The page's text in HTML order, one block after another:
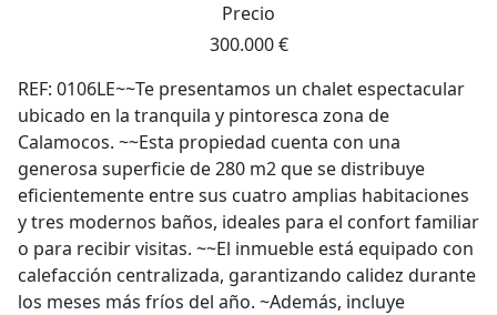
Precio
300.000 €
REF: 0106LE~~Te presentamos un chalet espectacular
ubicado en la tranquila y pintoresca zona de
Calamocos. ~~Esta propiedad cuenta con una
generosa superficie de 280 m2 que se distribuye
eficientemente entre sus cuatro amplias habitaciones
y tres modernos baños, ideales para el confort familiar
o para recibir visitas. ~~El inmueble está equipado con
calefacción centralizada, garantizando calidez durante
los meses más fríos del año. ~Además, incluye